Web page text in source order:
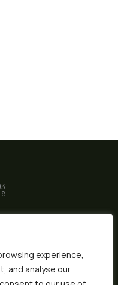
experience,
and analyse our